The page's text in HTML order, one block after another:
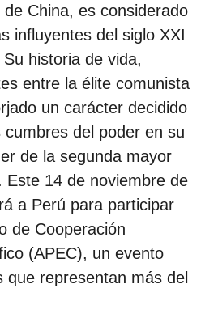
i
ó
n
China, es considerado
influyentes del siglo XXI
Su historia de vida,
entre la élite comunista
un carácter decidido
del poder en su
de la segunda mayor
14 de noviembre de
a Perú para participar
de Cooperación
(APEC), un evento
representan más del